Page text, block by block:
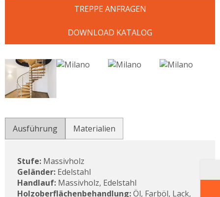
TREPPE ANFRAGEN
DOWNLOAD KATALOG
Ausführung Materialien
Stufe: Massivholz
Geländer: Edelstahl
Handlauf: Massivholz, Edelstahl
Holzoberflächenbehandlung:Öl, Farböl, Lack,